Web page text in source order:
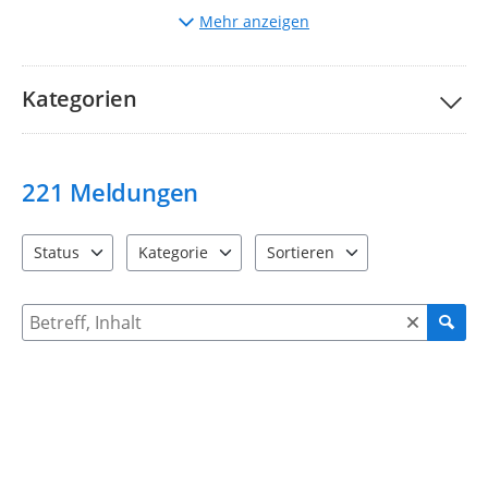
des Mangels und ggf. Hochladen von
Bitte nehmen Sie unsere Teilnahmebedingungen und
zur Kenntnis.
Mehr anzeigen
Kategorien
221 Meldungen
Status
Kategorie
Sortieren
Suche nach Meldungen und Kommentaren